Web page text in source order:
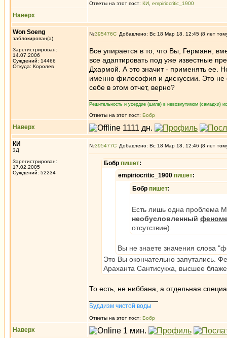
Ответы на этот пост: КИ empiriocritic_1900
Наверх
Won Soeng
заблокирован(а)
Зарегистрирован:
14.07.2006
Суждений: 14466
Откуда: Королев
№395476 Добавлено: Вс 18 Мар 18, 12:45 (8 лет
Все упирается в то, что Вы, Германн,
все адаптировать под уже известные
Дхармой. А это значит - применять ее.
именно философия и дискуссии. Это
себе в этом отчет, верно?
Решительность и усердие (шила) в невозмутимом (самадхи)
Ответы на этот пост: Бобр
Наверх
КИ
3Д
Зарегистрирован:
17.02.2005
Суждений: 52234
№395477 Добавлено: Вс 18 Мар 18, 12:46 (8 лет
Бобр пишет:
empiriocritic_1900 пишет:
Бобр пишет:
Есть лишь одна проблема
необусловленный
отсутствие).
Вы не знаете значения слова
Это Вы окончательно запутались.
Араханта Сантисукха, высшее
То есть, не ниббана, а отдельная
Буддизм чистой воды
Ответы на этот пост: Бобр
Наверх